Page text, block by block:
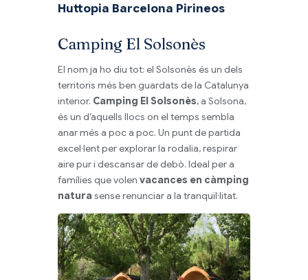
Huttopia Barcelona Pirineos
Camping El Solsonès
El nom ja ho diu tot: el Solsonès és un dels
territoris més ben guardats de la Catalunya
interior. Camping El Solsonès, a Solsona,
és un d’aquells llocs on el temps sembla
anar més a poc a poc. Un punt de partida
excel·lent per explorar la rodalia, respirar
aire pur i descansar de debò. Ideal per a
famílies que volen vacances en càmping
natura sense renunciar a la tranquil·litat.